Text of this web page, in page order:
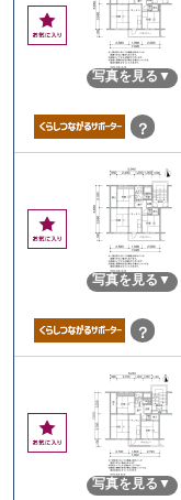
お
気
写真を見る
？
お
気
写真を見る
？
お
気
写真を見る